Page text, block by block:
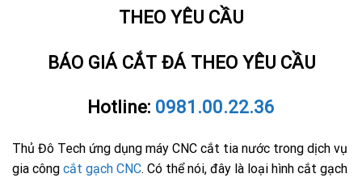
THEO YÊU CẦU
BÁO GIÁ CẮT ĐÁ THEO YÊU CẦU
Hotline: 0981.00.22.36
Thủ Đô Tech ứng dụng máy CNC cắt tia nước trong dịch vụ
gia công cắt gạch CNC. Có thể nói, đây là loại hình cắt gạch